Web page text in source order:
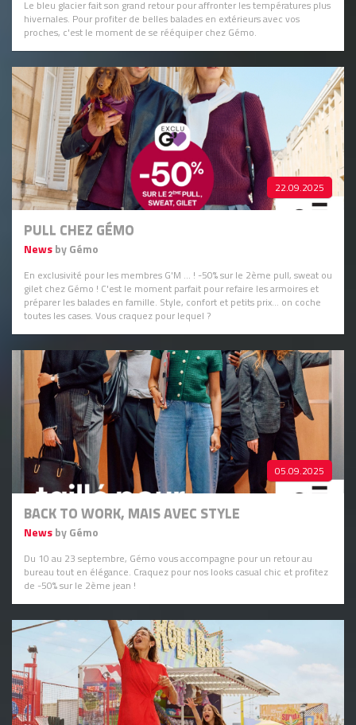
Le bleu glacier fait son grand retour pour affronter les températures plus
hivernales. Pour profiter de belles balades en extérieurs avec vos
proches, c'est le moment de se rééquiper chez Gémo.
22.09.2025
PULL CHEZ GÉMO
Newsby Gémo
En exclusivité pour les membres G'M ... ! -50% sur le 2ème pull, sweat ou
gilet chez Gémo ! C'est le moment parfait pour refaire les armoires et
préparer les balades en famille. Style, confort et petits prix… on coche
toutes les cases. Vous craquez pour lequel ?
05.09.2025
BACK TO WORK, MAIS AVEC STYLE
Newsby Gémo
Du 10 au 23 septembre, Gémo vous accompagne pour un retour au
bureau tout en élégance. Craquez pour nos looks casual chic et profitez
de -50% sur le 2ème jean !